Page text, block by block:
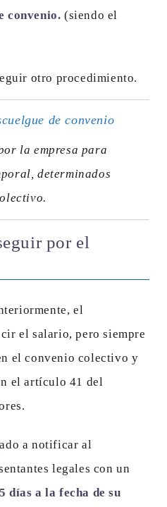
convenio.(siendo el
otro procedimiento.
de convenio
la empresa para
determinados
por el
el
el salario, pero siempre
el convenio colectivo y
el artículo 41 del
a notificar al
legales con un
días a la fecha de su